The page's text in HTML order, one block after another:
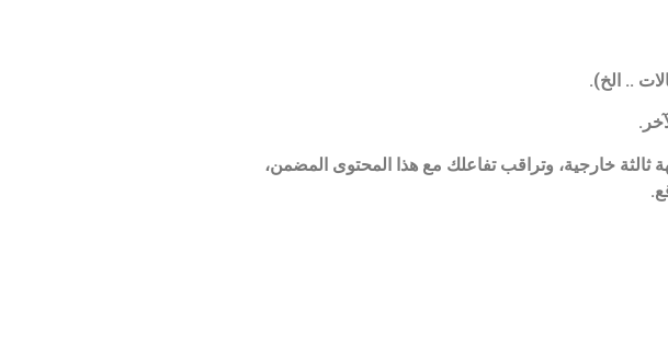
.. الخ).
ثالثة خارجية، وتراقب تفاعلك مع هذا المحتوى المضمن،